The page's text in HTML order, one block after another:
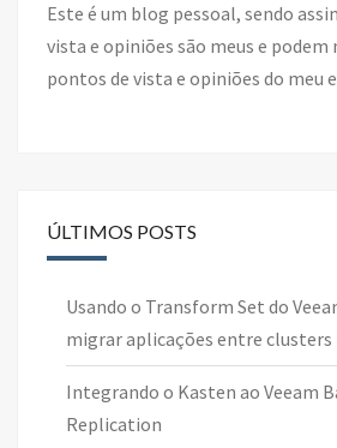
Este é um blog pessoal, sendo
vista e opiniões são meus e
pontos de vista e opiniões do meu
ÚLTIMOS POSTS
Usando o Transform Set do
migrar aplicações entre clusters
Integrando o Kasten ao Veeam
Replication